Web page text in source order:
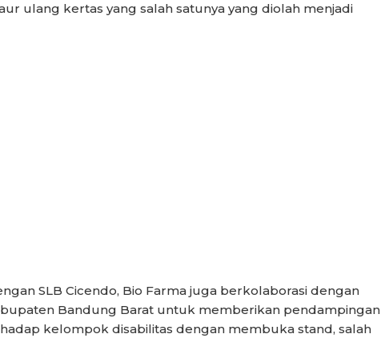
ulang kertas yang salah satunya yang diolah menjadi
SLB Cicendo, Bio Farma juga berkolaborasi dengan
Bandung Barat untuk memberikan pendampingan
kelompok disabilitas dengan membuka stand, salah